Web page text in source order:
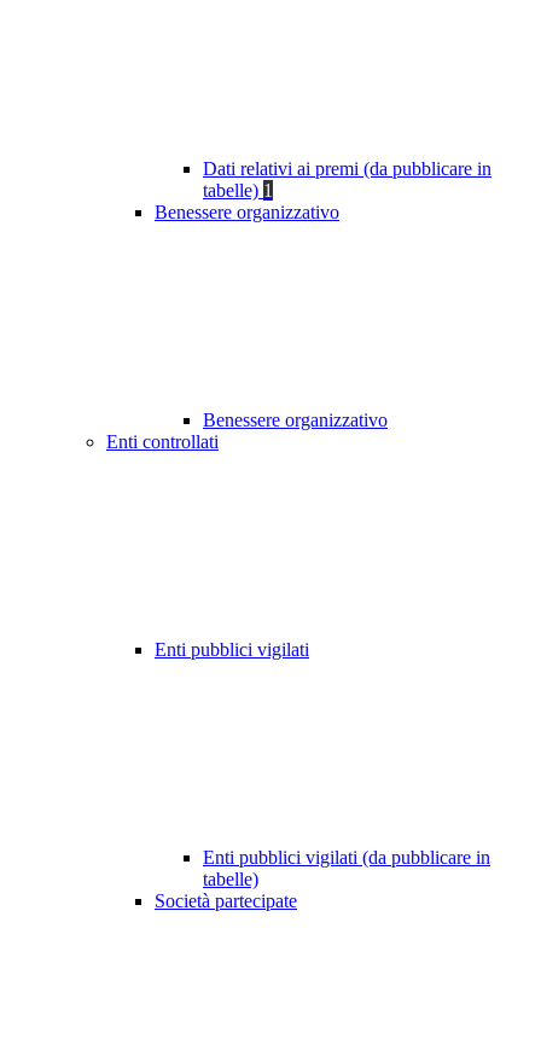
Dati relativi ai premi (da pubblicare in
tabelle) 1
Benessere organizzativo
Benessere organizzativo
Enti controllati
Enti pubblici vigilati
Enti pubblici vigilati (da pubblicare in
tabelle)
Società partecipate